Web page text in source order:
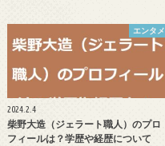
エンタメ
2024.2.4
柴野大造（ジェラート職人）のプロ
フィールは？学歴や経歴について